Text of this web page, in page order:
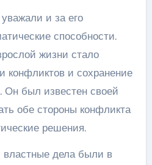
и за его
способности.
жизни стало
конфликтов и сохранение
был известен своей
обе стороны конфликта
решения.
властные дела были в